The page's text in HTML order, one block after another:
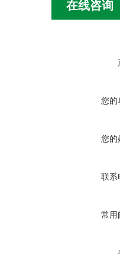
在线咨询
您的
您的
联系
常用